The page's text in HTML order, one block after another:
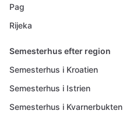
Pag
Rijeka
Semesterhus efter region
Semesterhus i Kroatien
Semesterhus i Istrien
Semesterhus i Kvarnerbukten